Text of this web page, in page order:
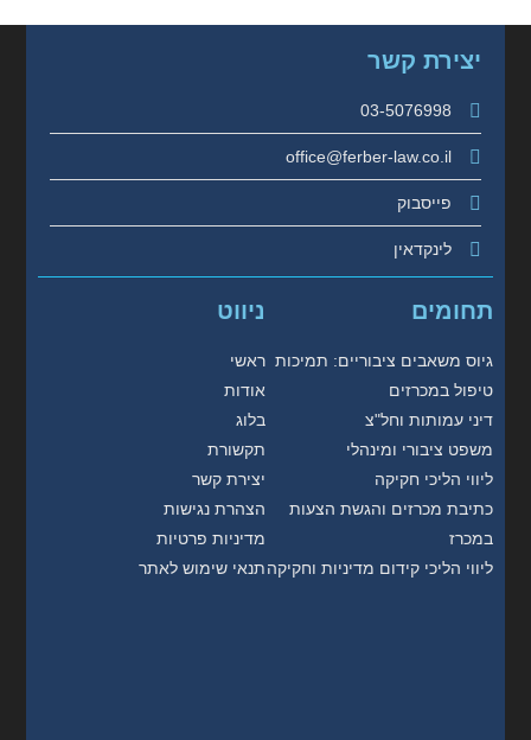
ניווט
ראשי
אודות
בלוג
תקשורת
יצירת קשר
הצהרת נגישות
מדיניות פרטיות
תנאי שימוש לאתר
תחומים
גיוס משאבים ציבוריים: תמיכות
טיפול במכרזים
דיני עמותות וחל"צ
משפט ציבורי ומינהלי
ליווי הליכי חקיקה
כתיבת מכרזים והגשת הצעות
במכרז
ליווי הליכי קידום מדיניות וחקיקה
יצירת קשר
03-5076998
office@ferber-law.co.il
פייסבוק
לינקדאין